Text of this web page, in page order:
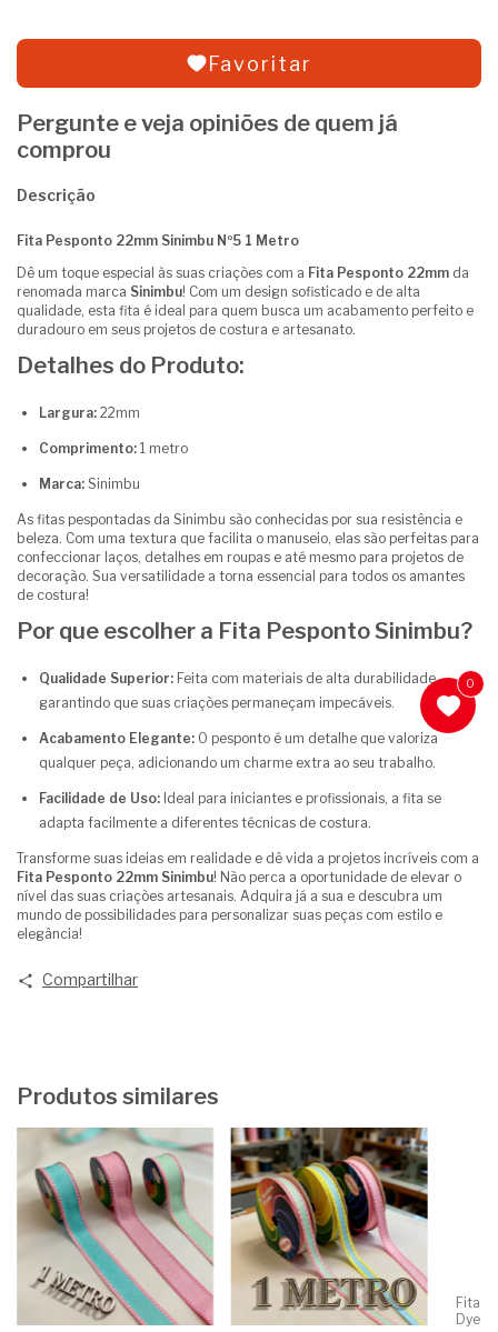
Favoritar
Pergunte e veja opiniões de quem já
comprou
Descrição
Fita Pesponto 22mm Sinimbu Nº5 1 Metro
Dê um toque especial às suas criações com a Fita Pesponto 22mm da
renomada marca Sinimbu! Com um design sofisticado e de alta
qualidade, esta fita é ideal para quem busca um acabamento perfeito e
duradouro em seus projetos de costura e artesanato.
Detalhes do Produto:
Largura: 22mm
Comprimento: 1 metro
Marca: Sinimbu
As fitas pespontadas da Sinimbu são conhecidas por sua resistência e
beleza. Com uma textura que facilita o manuseio, elas são perfeitas para
confeccionar laços, detalhes em roupas e até mesmo para projetos de
decoração. Sua versatilidade a torna essencial para todos os amantes
de costura!
Por que escolher a Fita Pesponto Sinimbu?
Qualidade Superior: Feita com materiais de alta durabilidade,
garantindo que suas criações permaneçam impecáveis.
Acabamento Elegante: O pesponto é um detalhe que valoriza
qualquer peça, adicionando um charme extra ao seu trabalho.
Facilidade de Uso: Ideal para iniciantes e profissionais, a fita se
adapta facilmente a diferentes técnicas de costura.
Transforme suas ideias em realidade e dê vida a projetos incríveis com a
Fita Pesponto 22mm Sinimbu! Não perca a oportunidade de elevar o
nível das suas criações artesanais. Adquira já a sua e descubra um
mundo de possibilidades para personalizar suas peças com estilo e
elegância!
Compartilhar
Produtos similares
Fita
Dye
0